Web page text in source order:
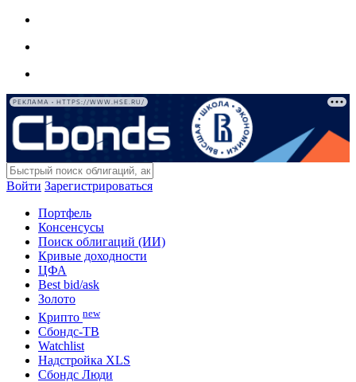
РЕКЛАМА • HTTPS://WWW.HSE.RU/
Войти Зарегистрироваться
Портфель
Консенсусы
Поиск облигаций (ИИ)
Кривые доходности
ЦФА
Best bid/ask
Золото
Крипто new
Сбондс-ТВ
Watchlist
Надстройка XLS
Сбондс Люди